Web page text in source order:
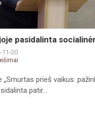
pasidalinta
11-20
prieš vaikus:
patir...